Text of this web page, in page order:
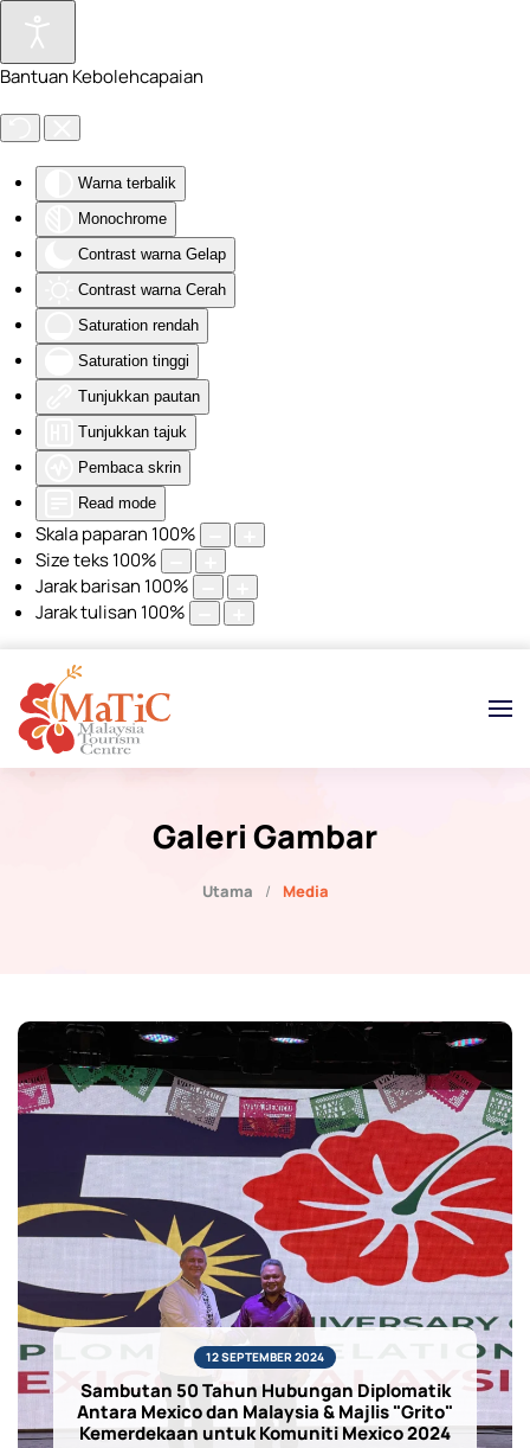
Bantuan Kebolehcapaian
Warna terbalik
Monochrome
Contrast warna Gelap
Contrast warna Cerah
Saturation rendah
Saturation tinggi
Tunjukkan pautan
Tunjukkan tajuk
Pembaca skrin
Read mode
Skala paparan 100%
Size teks100%
Jarak barisan 100%
Jarak tulisan 100%
Skip to main content
Galeri Gambar
Utama Media
12 SEPTEMBER 2024
Sambutan 50 Tahun Hubungan Diplomatik
Antara Mexico dan Malaysia & Majlis "Grito"
Kemerdekaan untuk Komuniti Mexico 2024